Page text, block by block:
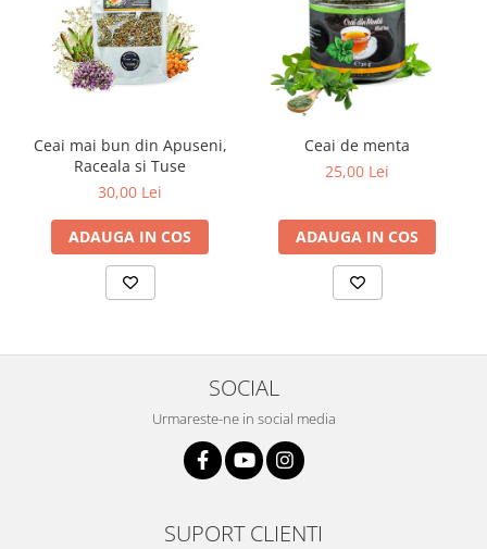
Ceai mai bun din Apuseni,
Raceala si Tuse
30,00 Lei
ADAUGA IN COS
Ceai de menta
25,00 Lei
ADAUGA IN COS
SOCIAL
Urmareste-ne in social media
SUPORT CLIENTI